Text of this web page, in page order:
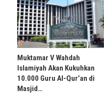
Muktamar V Wahdah
Islamiyah Akan Kukuhkan
10.000 Guru Al-Qur’an di
Masjid…